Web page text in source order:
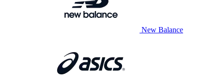
New Balance